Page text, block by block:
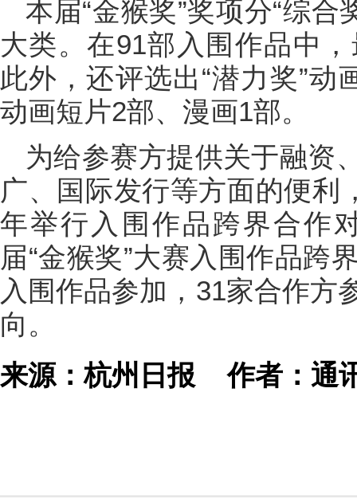
本届“金猴奖”奖项分“综合
大类。在91部入围作品中
此外，还评选出“潜力奖”
动画短片2部、漫画1部。
为给参赛方提供关于融资
广、国际发行等方面的便利
年举行入围作品跨界合作
届“金猴奖”大赛入围作品跨
入围作品参加，31家合作方
向。
来源：杭州日报作者：通